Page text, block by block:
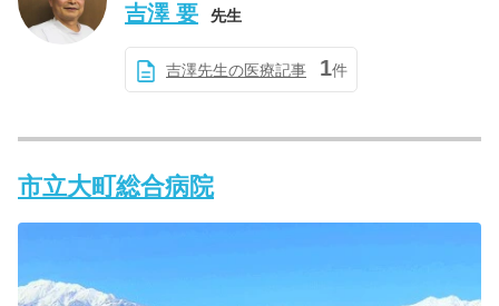
吉澤 要 先生
吉澤先生の医療記事 1件
市立大町総合病院